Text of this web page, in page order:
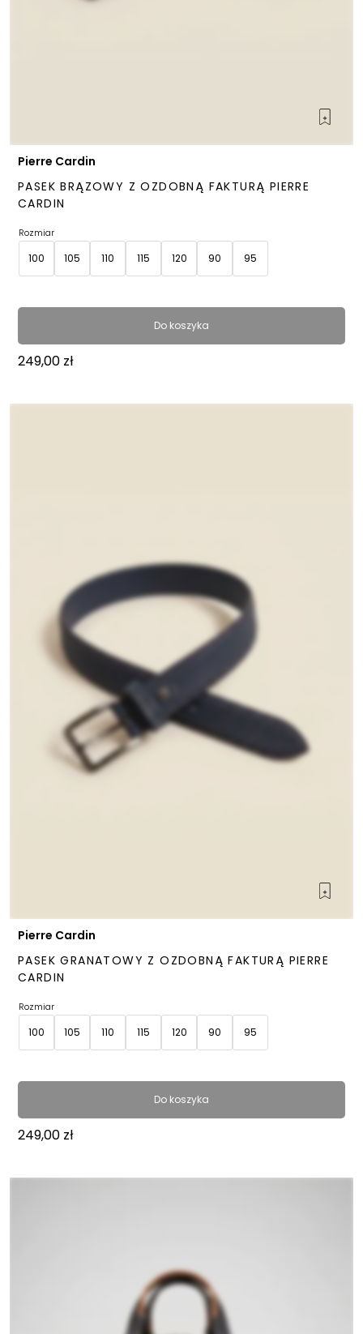
Pierre Cardin
PASEK BRĄZOWY Z OZDOBNĄ FAKTURĄ PIERRE
CARDIN
Rozmiar
100 105 110 115 120 90 95
Do koszyka
249,00 zł
Pierre Cardin
PASEK GRANATOWY Z OZDOBNĄ FAKTURĄ PIERRE
CARDIN
Rozmiar
100 105 110 115 120 90 95
Do koszyka
249,00 zł